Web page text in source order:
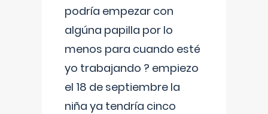
podría empezar con
algúna papilla por lo
menos para cuando esté
yo trabajando ? empiezo
el 18 de septiembre la
niña ya tendría cinco